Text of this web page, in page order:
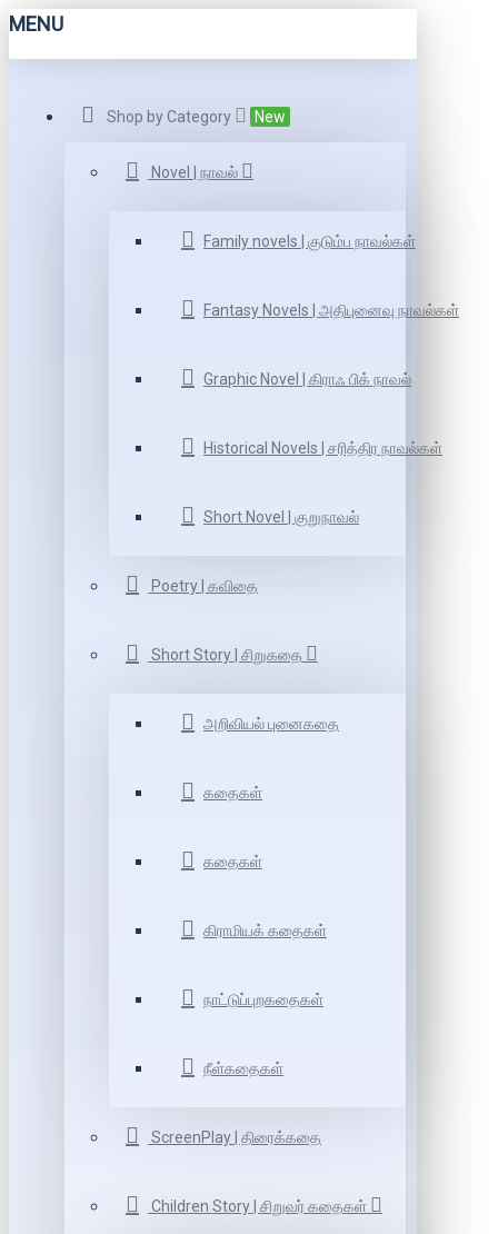
MENU
Shop by Category New
Novel | நாவல்
Family novels | குடும்ப நாவல்கள்
Fantasy Novels | அதிபுனைவு நாவல்கள்
Graphic Novel | கிராஃ பிக் நாவல்
Historical Novels | சரித்திர நாவல்கள்
Short Novel | குறுநாவல்
Poetry | கவிதை
Short Story | சிறுகதை
அறிவியல் புனைகதை
கதைகள்
கதைகள்
கிராமியக் கதைகள்
நாட்டுப்புறகதைகள்
நீள்கதைகள்
ScreenPlay | திரைக்கதை
Children Story | சிறுவர் கதைகள்